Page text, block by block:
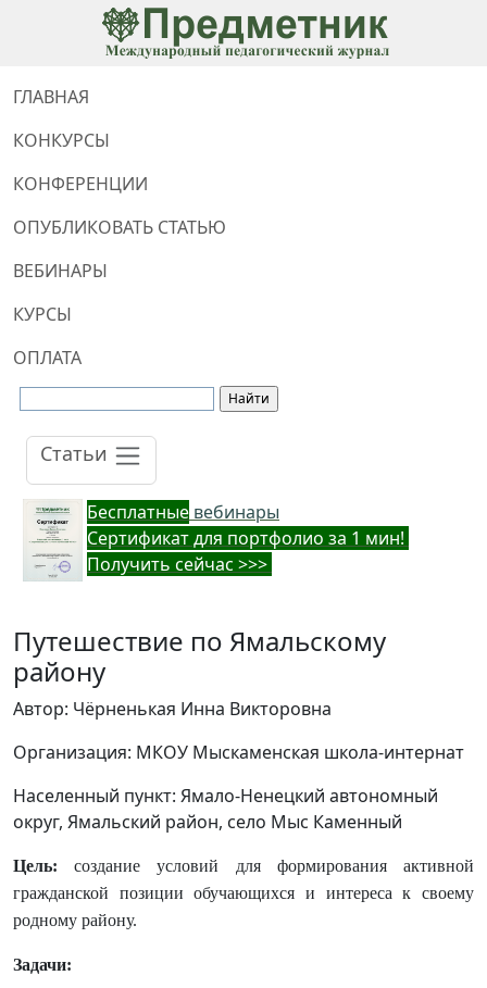
ГЛАВНАЯ
КОНКУРСЫ
КОНФЕРЕНЦИИ
ОПУБЛИКОВАТЬ СТАТЬЮ
ВЕБИНАРЫ
КУРСЫ
ОПЛАТА
Статьи
Бесплатные вебинары
Cертификат для портфолио за 1 мин!
Получить сейчас >>>
Путешествие по Ямальскому
району
Автор: Чёрненькая Инна Викторовна
Организация: МКОУ Мыскаменская школа-интернат
Населенный пункт: Ямало-Ненецкий автономный
округ, Ямальский район, село Мыс Каменный
Цель: создание условий для формирования активной
гражданской позиции обучающихся и интереса к своему
родному району.
Задачи: